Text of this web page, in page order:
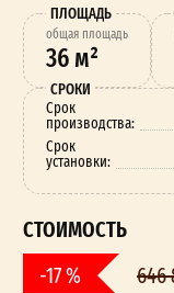
ПЛОЩАДЬ
oбщая площадь
36 м²
СРОКИ
Срок
производства:
Срок
установки:
СТОИМОСТЬ
-17 % 646